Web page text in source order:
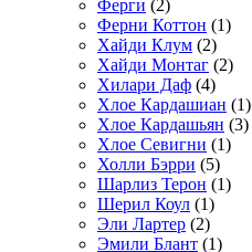
Ферги (2)
Ферни Коттон (1)
Хайди Клум (2)
Хайди Монтаг (2)
Хилари Даф (4)
Хлое Кардашиан (1)
Хлое Кардашьян (3)
Хлое Севигни (1)
Холли Бэрри (5)
Шарлиз Терон (1)
Шерил Коул (1)
Эли Лартер (2)
Эмили Блант (1)